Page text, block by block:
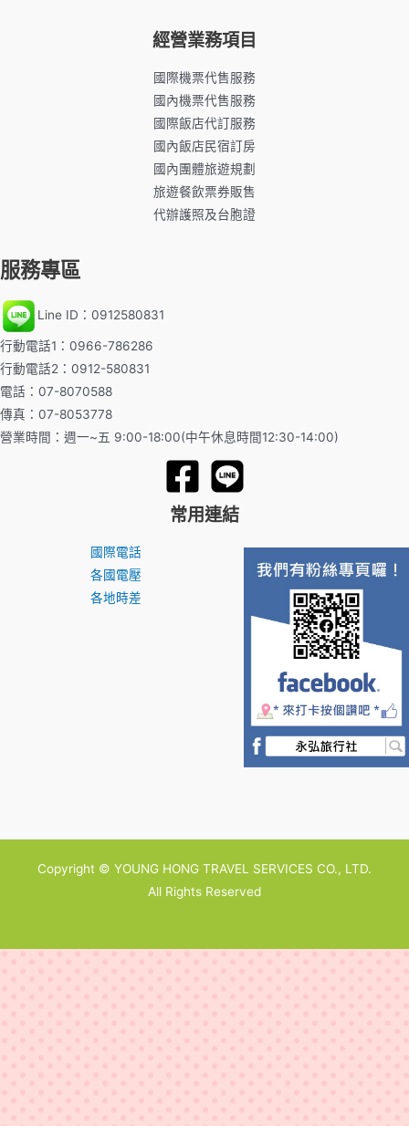
經營業務項目
國際機票代售服務
國內機票代售服務
國際飯店代訂服務
國內飯店民宿訂房
國內團體旅遊規劃
旅遊餐飲票券販售
代辦護照及台胞證
服務專區
Line ID：0912580831
行動電話1：0966-786286
行動電話2：0912-580831
電話：07-8070588
傳真：07-8053778
營業時間：週一~五 9:00-18:00(中午休息時間12:30-14:00)
常用連結
國際電話
各國電壓
各地時差
Copyright © YOUNG HONG TRAVEL SERVICES CO., LTD.
All Rights Reserved